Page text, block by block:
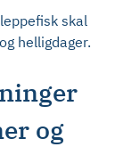
skal
helligdager.
og